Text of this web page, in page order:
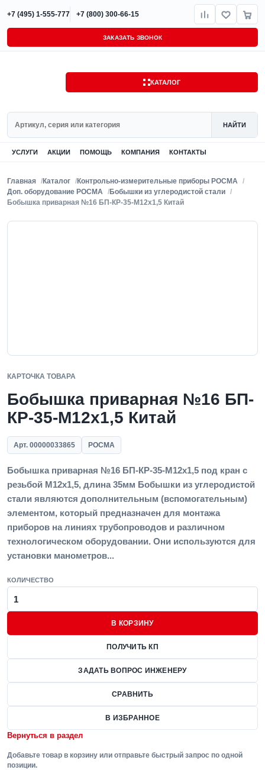
+7 (495) 1-555-777 +7 (800) 300-66-15
ЗАКАЗАТЬ ЗВОНОК
КАТАЛОГ
НАЙТИ
УСЛУГИ АКЦИИ ПОМОЩЬ КОМПАНИЯ КОНТАКТЫ
Главная Каталог
Контрольно-измерительные приборы РОСМА
Доп. оборудование РОСМА
Бобышки из углеродистой стали
Бобышка приварная №16 БП-КР-35-М12х1,5 Китай
КАРТОЧКА ТОВАРА
Бобышка приварная №16 БП-
КР-35-М12х1,5 Китай
Арт. 00000033865 РОСМА
Бобышка приварная №16 БП-КР-35-М12х1,5 под кран с
резьбой М12х1,5, длина 35мм Бобышки из углеродистой
стали являются дополнительным (вспомогательным)
элементом, который предназначен для монтажа
приборов на линиях трубопроводов и различном
технологическом оборудовании. Они используются для
установки манометров...
КОЛИЧЕСТВО
В КОРЗИНУ
ПОЛУЧИТЬ КП
ЗАДАТЬ ВОПРОС ИНЖЕНЕРУ
СРАВНИТЬ
В ИЗБРАННОЕ
Вернуться в раздел
Добавьте товар в корзину или отправьте быстрый запрос по одной
позиции.